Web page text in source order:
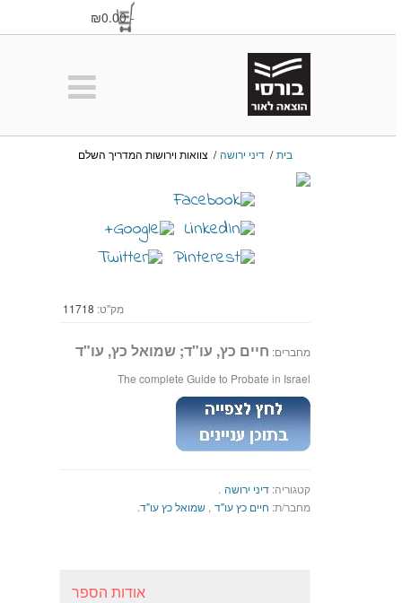
₪0.00
בית / דיני ירושה / צוואות וירושות המדריך השלם
מק"ט:11718
מחברים:חיים כץ, עו"ד; שמואל כץ, עו"ד
The complete Guide to Probate in Israel
קטגוריה:דיני ירושה .
מחבר/ת:חיים כץ עו"ד ,שמואל כץ עו"ד.
אודות הספר